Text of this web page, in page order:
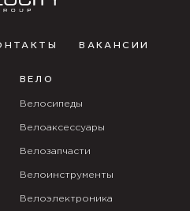
ВАКАНСИИ
ВЕЛО
Велосипеды
Велоаксессуары
Велозапчасти
Велоинструменты
Велоэлектроника